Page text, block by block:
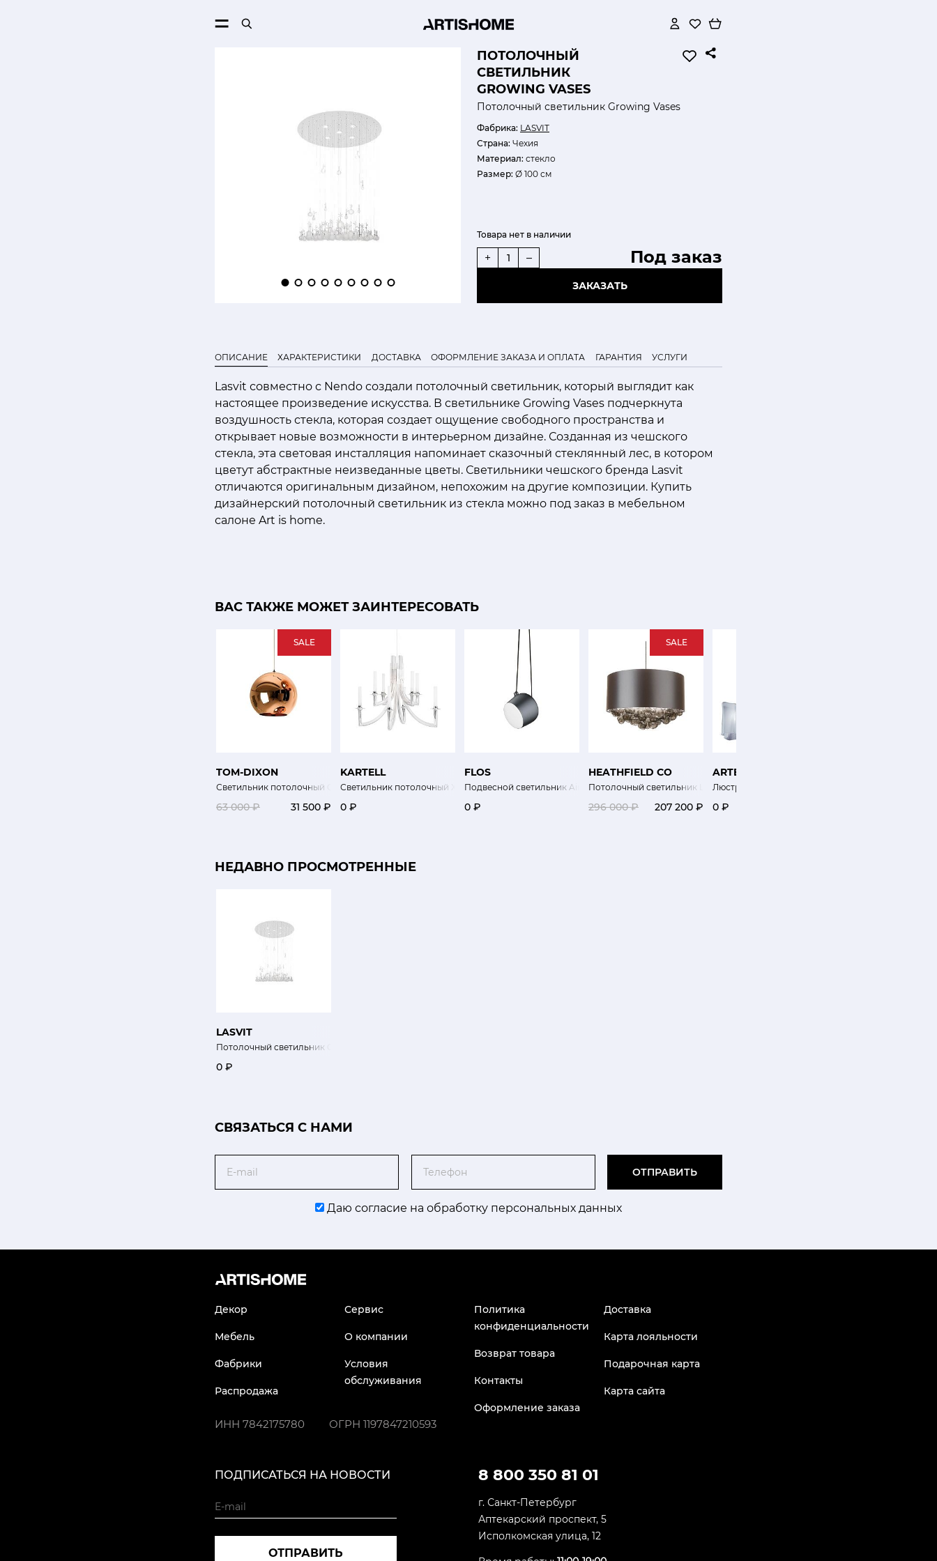
ПОТОЛОЧНЫЙ
СВЕТИЛЬНИК
GROWING VASES
Потолочный светильник Growing Vases
Фабрика: LASVIT
Страна: Чехия
Материал: стекло
Размер: Ø 100 см
Товара нет в наличии
Под заказ
+ –
ЗАКАЗАТЬ
ОПИСАНИЕ ХАРАКТЕРИСТИКИ ДОСТАВКА ОФОРМЛЕНИЕ ЗАКАЗА И ОПЛАТА ГАРАНТИЯ УСЛУГИ
Lasvit совместно с Nendo создали потолочный светильник, который выглядит как
настоящее произведение искусства. В светильнике Growing Vases подчеркнута
воздушность стекла, которая создает ощущение свободного пространства и
открывает новые возможности в интерьерном дизайне. Созданная из чешского
стекла, эта световая инсталляция напоминает сказочный стеклянный лес, в котором
цветут абстрактные неизведанные цветы. Светильники чешского бренда Lasvit
отличаются оригинальным дизайном, непохожим на другие композиции. Купить
дизайнерский потолочный светильник из стекла можно под заказ в мебельном
салоне Art is home.
ВАС ТАКЖЕ МОЖЕТ ЗАИНТЕРЕСОВАТЬ
SALE
TOM-DIXON
Светильник потолочный Copper Shade
63 000 ₽ 31 500 ₽
KARTELL
Светильник потолочный Хан
0 ₽
FLOS
Подвесной светильник Aim
0 ₽
SALE
HEATHFIELD CO
Потолочный светильник LEXINGTON
296 000 ₽ 207 200 ₽
ARTEMIDE
Люстра Logigo
0 ₽
НЕДАВНО ПРОСМОТРЕННЫЕ
LASVIT
Потолочный светильник Growing Vases
0 ₽
CВЯЗАТЬСЯ С НАМИ
ОТПРАВИТЬ
Даю согласие на обработку персональных данных
Декор
Мебель
Фабрики
Распродажа
Сервис
О компании
Условия
обслуживания
Политика
конфиденциальности
Возврат товара
Контакты
Оформление заказа
Доставка
Карта лояльности
Подарочная карта
Карта сайта
ИНН 7842175780 ОГРН 1197847210593
8 800 350 81 01
г. Санкт-Петербург
Аптекарский проспект, 5
Исполкомская улица, 12
ПОДПИСАТЬСЯ НА НОВОСТИ
ОТПРАВИТЬ